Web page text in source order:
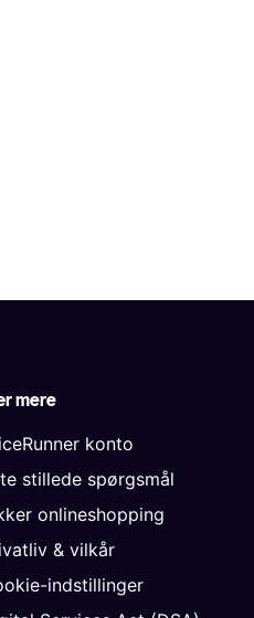
mere
konto
stillede spørgsmål
onlineshopping
& vilkår
indstillinger